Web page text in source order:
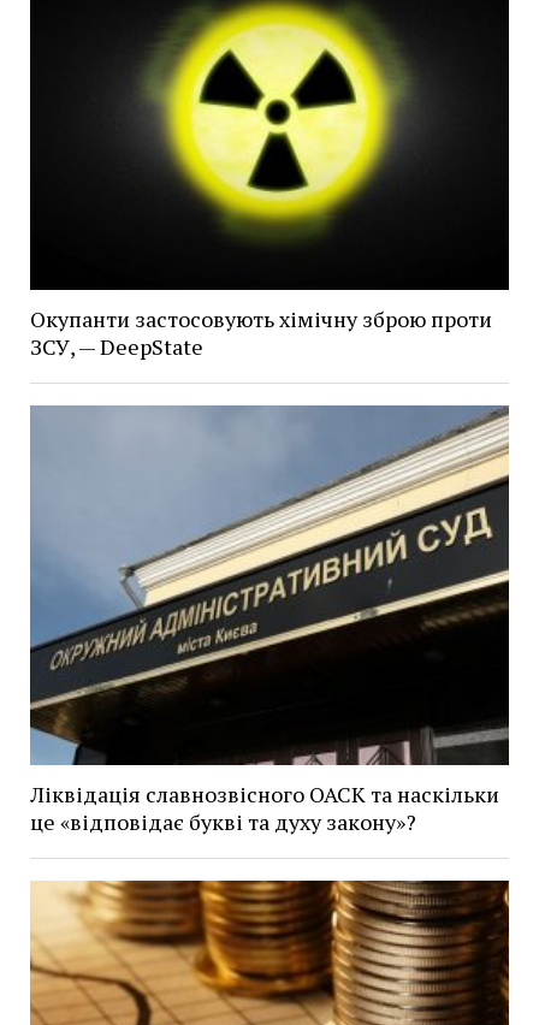
Окупанти застосовують хімічну зброю проти
ЗСУ, — DeepState
Ліквідація славнозвісного ОАСК та наскільки
це «відповідає букві та духу закону»?